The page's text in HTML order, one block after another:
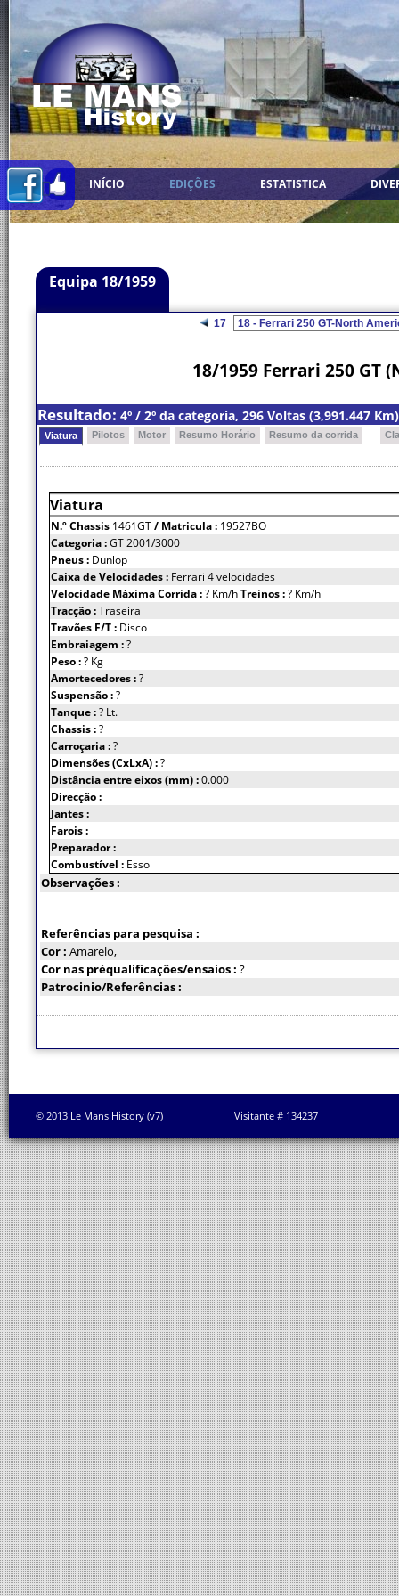
INÍCIO EDIÇÕES ESTATISTICA
Equipa 18/1959
17
18/1959 Ferrari 250 GT
Resultado: 4º / 2º da categoria, 296 Voltas (3,991.447
Viatura Pilotos Motor Resumo Horário Resumo da corrida
Viatura
N.º Chassis 1461GT/ Matricula : 19527BO
Categoria :GT 2001/3000
Pneus : Dunlop
Caixa de Velocidades : Ferrari 4 velocidades
Velocidade Máxima Corrida :? Km/hTreinos :? Km/h
Tracção :Traseira
Travões F/T : Disco
Embraiagem :?
Peso :? Kg
Amortecedores :?
Suspensão :?
Tanque :? Lt.
Chassis :?
Carroçaria :?
Dimensões (CxLxA) :?
Distância entre eixos (mm) :0.000
Direcção :
Jantes :
Farois :
Preparador :
Combustível : Esso
Observações :
Referências para pesquisa :
Cor : Amarelo,
Cor nas préqualificações/ensaios : ?
Patrocinio/Referências :
© 2013 Le Mans History (v7) Visitante # 134237